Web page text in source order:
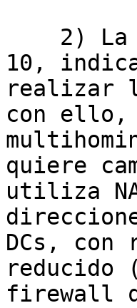
10,
realizar
con ello,
quiere
utiliza
DCs, con
reducido
firewall